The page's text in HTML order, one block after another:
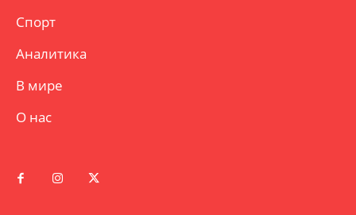
Спорт
Аналитика
В мире
О нас